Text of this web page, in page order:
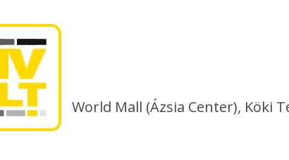
World Mall (Ázsia Center), Köki